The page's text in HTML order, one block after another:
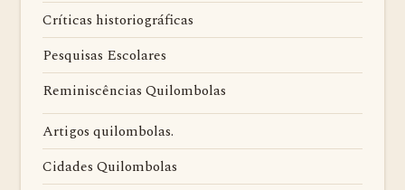
Críticas historiográficas
Pesquisas Escolares
Reminiscências Quilombolas
Artigos quilombolas.
Cidades Quilombolas